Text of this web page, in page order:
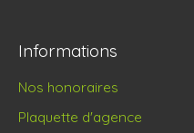
Informations
Nos honoraires
Plaquette d'agence